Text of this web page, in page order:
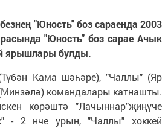
"Юность" боз сараенда 2003
"Юность" боз сарае Ачык
ярышлары булды.
Кама шәһәре), "Чаллы" (Яр
командалары катнашты.
көрәштә "Лачыннар"җиңүче
- 2 нче урын, "Чаллы" хоккей